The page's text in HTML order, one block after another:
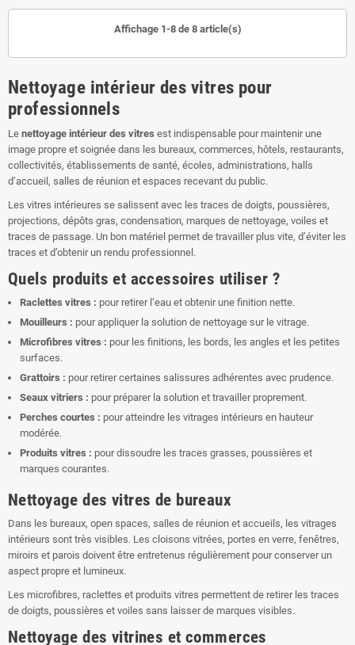
Affichage 1-8 de 8 article(s)
Nettoyage intérieur des vitres pour
professionnels
Le nettoyage intérieur des vitres est indispensable pour maintenir une
image propre et soignée dans les bureaux, commerces, hôtels, restaurants,
collectivités, établissements de santé, écoles, administrations, halls
d’accueil, salles de réunion et espaces recevant du public.
Les vitres intérieures se salissent avec les traces de doigts, poussières,
projections, dépôts gras, condensation, marques de nettoyage, voiles et
traces de passage. Un bon matériel permet de travailler plus vite, d’éviter les
traces et d’obtenir un rendu professionnel.
Quels produits et accessoires utiliser ?
Raclettes vitres : pour retirer l’eau et obtenir une finition nette.
Mouilleurs : pour appliquer la solution de nettoyage sur le vitrage.
Microfibres vitres : pour les finitions, les bords, les angles et les petites
surfaces.
Grattoirs : pour retirer certaines salissures adhérentes avec prudence.
Seaux vitriers : pour préparer la solution et travailler proprement.
Perches courtes : pour atteindre les vitrages intérieurs en hauteur
modérée.
Produits vitres : pour dissoudre les traces grasses, poussières et
marques courantes.
Nettoyage des vitres de bureaux
Dans les bureaux, open spaces, salles de réunion et accueils, les vitrages
intérieurs sont très visibles. Les cloisons vitrées, portes en verre, fenêtres,
miroirs et parois doivent être entretenus régulièrement pour conserver un
aspect propre et lumineux.
Les microfibres, raclettes et produits vitres permettent de retirer les traces
de doigts, poussières et voiles sans laisser de marques visibles.
Nettoyage des vitrines et commerces